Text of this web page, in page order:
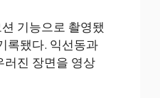
기능으로 촬영됐
록됐다. 익선동과
러진 장면을 영상